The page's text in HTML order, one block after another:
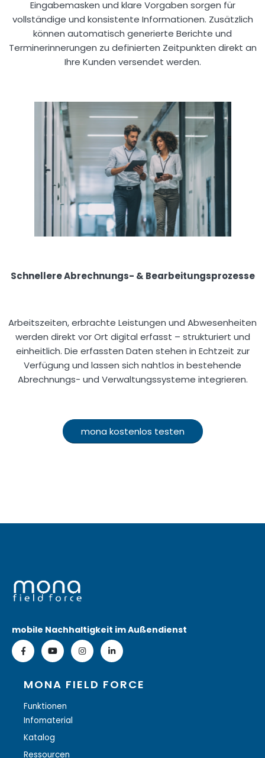
Eingabemasken und klare Vorgaben sorgen für
vollständige und konsistente Informationen. Zusätzlich
können automatisch generierte Berichte und
Terminerinnerungen zu definierten Zeitpunkten direkt an
Ihre Kunden versendet werden.
Schnellere Abrechnungs- & Bearbeitungsprozesse
Arbeitszeiten, erbrachte Leistungen und Abwesenheiten
werden direkt vor Ort digital erfasst – strukturiert und
einheitlich. Die erfassten Daten stehen in Echtzeit zur
Verfügung und lassen sich nahtlos in bestehende
Abrechnungs- und Verwaltungssysteme integrieren.
mona kostenlos testen
mobile Nachhaltigkeit im Außendienst
MONA FIELD FORCE
Funktionen
Infomaterial
Katalog
Ressourcen